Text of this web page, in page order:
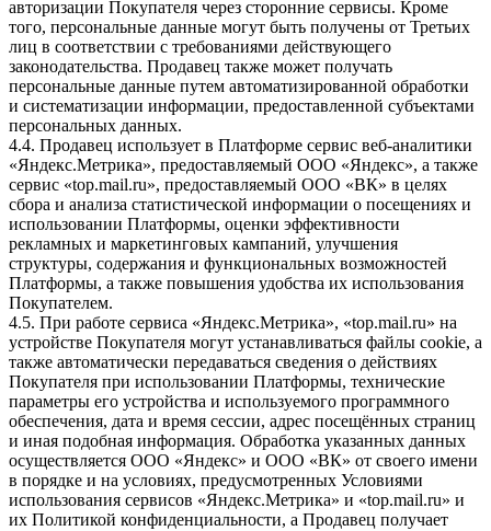
авторизации Покупателя через сторонние сервисы. Кроме
того, персональные данные могут быть получены от Третьих
лиц в соответствии с требованиями действующего
законодательства. Продавец также может получать
персональные данные путем автоматизированной обработки
и систематизации информации, предоставленной субъектами
персональных данных.
4.4. Продавец использует в Платформе сервис веб-аналитики
«Яндекс.Метрика», предоставляемый ООО «Яндекс», а также
сервис «top.mail.ru», предоставляемый ООО «ВК» в целях
сбора и анализа статистической информации о посещениях и
использовании Платформы, оценки эффективности
рекламных и маркетинговых кампаний, улучшения
структуры, содержания и функциональных возможностей
Платформы, а также повышения удобства их использования
Покупателем.
4.5. При работе сервиса «Яндекс.Метрика», «top.mail.ru» на
устройстве Покупателя могут устанавливаться файлы cookie, а
также автоматически передаваться сведения о действиях
Покупателя при использовании Платформы, технические
параметры его устройства и используемого программного
обеспечения, дата и время сессии, адрес посещённых страниц
и иная подобная информация. Обработка указанных данных
осуществляется ООО «Яндекс» и ООО «ВК» от своего имени
в порядке и на условиях, предусмотренных Условиями
использования сервисов «Яндекс.Метрика» и «top.mail.ru» и
их Политикой конфиденциальности, а Продавец получает